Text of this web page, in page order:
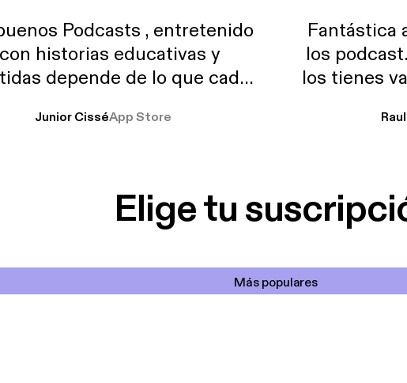
Podcasts , entretenido
historias educativas y
depende de lo que cada
ya que estoy muchas horas
Junior CisséApp Store
Fantástica
los
los tienes
Elige tu
Más populares